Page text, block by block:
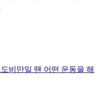
비만일 땐 어떤 운동을 해